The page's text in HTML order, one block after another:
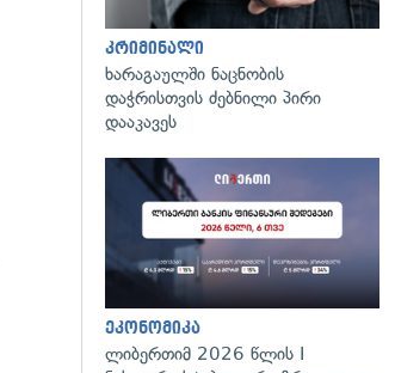
კრიმინალი
ხარაგაულში ნაცნობის
დაჭრისთვის ძებნილი პირი
დააკავეს
ეკონომიკა
ლიბერთიმ 2026 წლის I